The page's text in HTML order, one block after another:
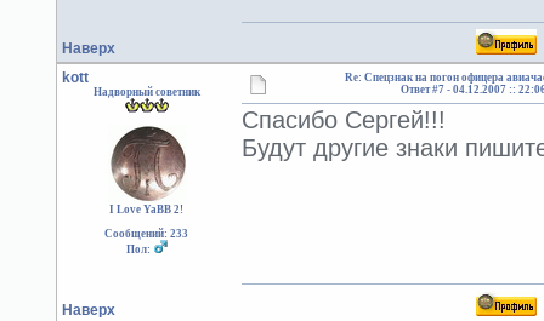
Наверх
kott
Надворный советник
I Love YaBB 2!
Сообщений: 233
Пол:
Re: Спецзнак на погон офицера
Ответ #7 -04.12.2007 ::
Спасибо Сергей!!!
Будут другие знаки
Наверх